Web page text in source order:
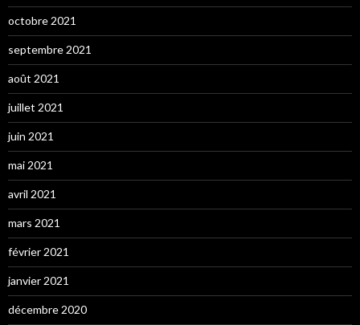
octobre 2021
septembre 2021
août 2021
juillet 2021
juin 2021
mai 2021
avril 2021
mars 2021
février 2021
janvier 2021
décembre 2020